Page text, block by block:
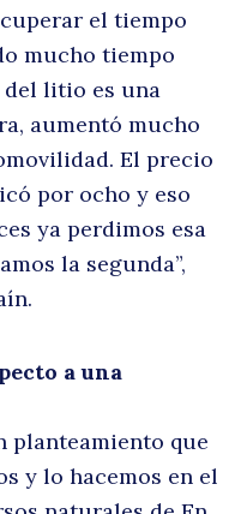
el tiempo
mucho tiempo
del litio es una
aumentó mucho
El precio
por ocho y eso
ya perdimos esa
la segunda”,
a una
planteamiento que
y lo hacemos en el